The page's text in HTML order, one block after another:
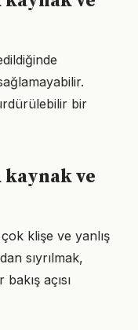
bir
ve
klişe ve yanlış
sıyrılmak,
açısı